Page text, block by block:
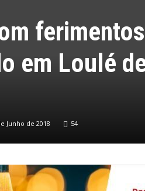
em Loulé
Junho de 2018 54